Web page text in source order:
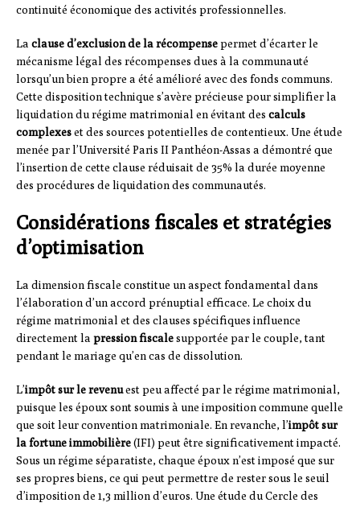
continuité économique des activités professionnelles.
La clause d’exclusion de la récompensepermet d’écarter le
mécanisme légal des récompenses dues à la communauté
lorsqu’un bien propre a été amélioré avec des fonds communs.
Cette disposition technique s’avère précieuse pour simplifier la
liquidation du régime matrimonial en évitant des calculs
complexeset des sources potentielles de contentieux. Une étude
menée par l’Université Paris II Panthéon-Assas a démontré que
l’insertion de cette clause réduisait de 35% la durée moyenne
des procédures de liquidation des communautés.
Considérations fiscales et stratégies
d’optimisation
La dimension fiscale constitue un aspect fondamental dans
l’élaboration d’un accord prénuptial efficace. Le choix du
régime matrimonial et des clauses spécifiques influence
directement la pression fiscalesupportée par le couple, tant
pendant le mariage qu’en cas de dissolution.
L’impôt sur le revenuest peu affecté par le régime matrimonial,
puisque les époux sont soumis à une imposition commune quelle
que soit leur convention matrimoniale. En revanche, l’impôt sur
la fortune immobilière(IFI) peut être significativement impacté.
Sous un régime séparatiste, chaque époux n’est imposé que sur
ses propres biens, ce qui peut permettre de rester sous le seuil
d’imposition de 1,3 million d’euros. Une étude du Cercle des